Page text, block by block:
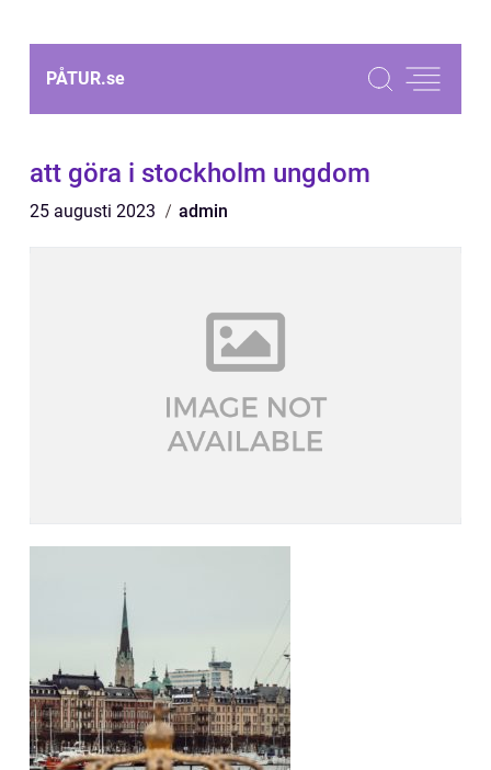
PÅTUR.se
att göra i stockholm ungdom
25 augusti 2023 admin